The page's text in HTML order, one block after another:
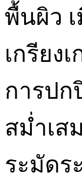
พื้นผิว
เกรียง
การปก
สม่ำเส
ระมัดร